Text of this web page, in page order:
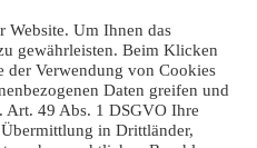
sehr klar in unseren Grundsätzen
Website. Um Ihnen das
gewährleisten. Beim Klicken
der Verwendung von Cookies
Daten greifen und
Art. 49 Abs. 1 DSGVO Ihre
in Drittländer,